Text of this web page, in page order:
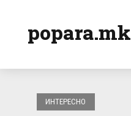
popara.mk
ИНТЕРЕСНО